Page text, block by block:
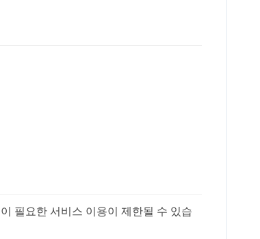
필요한 서비스 이용이 제한될 수 있습